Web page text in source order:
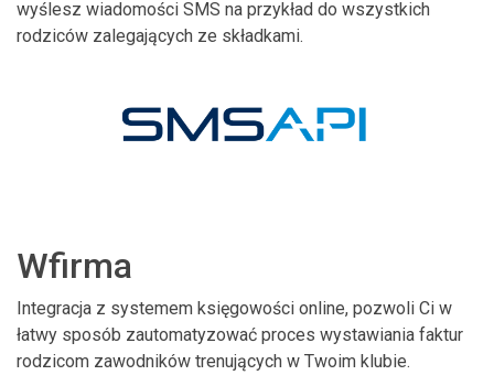
wyślesz wiadomości SMS na przykład do wszystkich
rodziców zalegających ze składkami.
Wfirma
Integracja z systemem księgowości online, pozwoli Ci w
łatwy sposób zautomatyzować proces wystawiania faktur
rodzicom zawodników trenujących w Twoim klubie.